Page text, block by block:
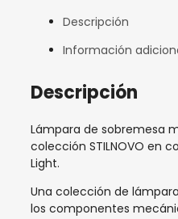
Descripción
Información
Descripción
Lámpara de sobremesa
colección STILNOVO en
Light.
Una colección de
los componentes